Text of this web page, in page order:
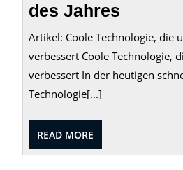
des Jahres
Artikel: Coole Technologie, die
verbessert Coole Technologie,
verbessert In der heutigen
Technologie[...]
READ MORE
MORE